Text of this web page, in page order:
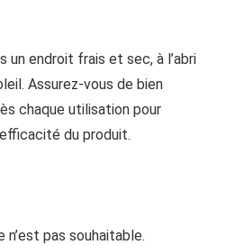
un endroit frais et sec, à l’abri
Assurez-vous de bien
chaque utilisation pour
du produit.
n’est pas souhaitable.